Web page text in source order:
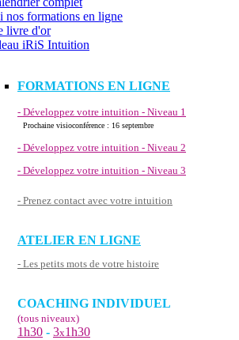
nos formations en ligne
livre d'or
iRiS Intuition
FORMATIONS EN LIGNE
- Développez votre intuition - Niveau 1
Prochaine visioconférence : 16 septembre
- Développez votre intuition - Niveau 2
- Développez votre intuition - Niveau 3
- Prenez contact avec votre intuition
ATELIER EN LIGNE
- Les petits mots de votre histoire
COACHING INDIVIDUEL
(tous niveaux)
1h30 - 3x1h30